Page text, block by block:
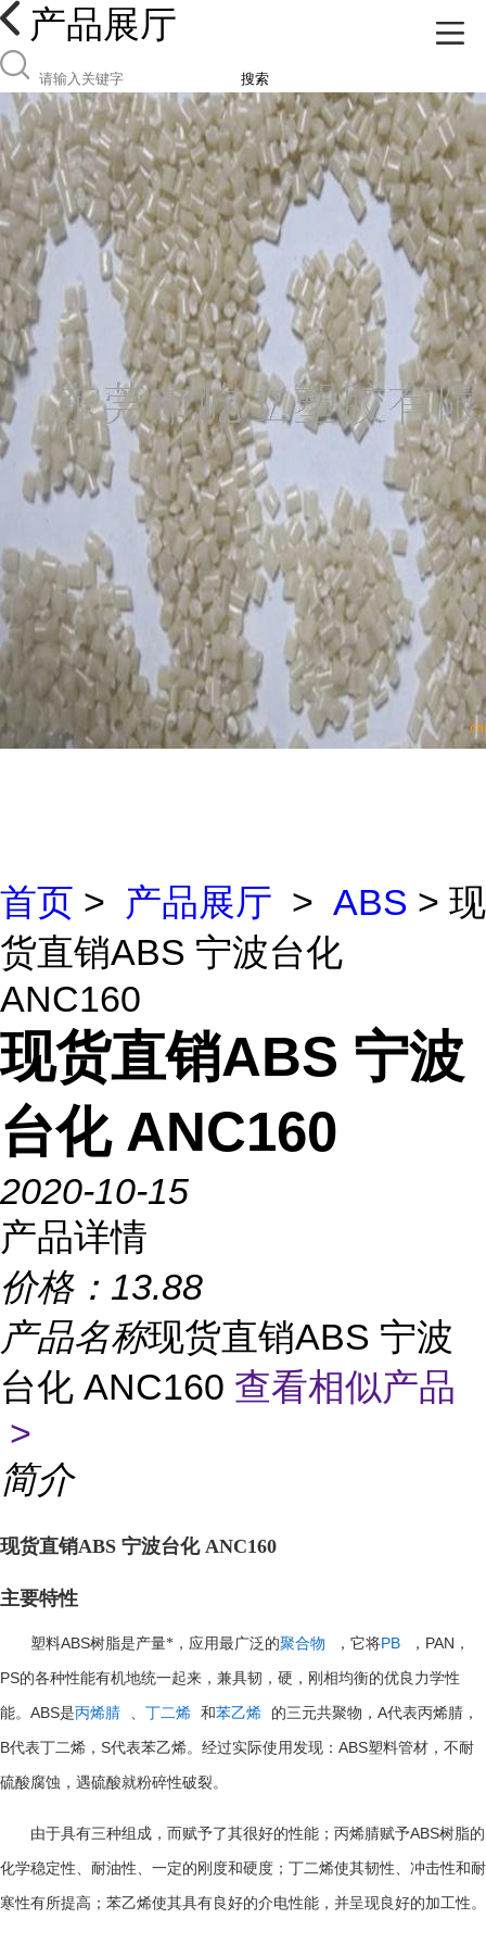
产品展厅
搜索
首页 > 产品展厅 > ABS > 现
货直销ABS 宁波台化
ANC160
现货直销ABS 宁波
台化 ANC160
2020-10-15
产品详情
价格： 13.88
产品名称现货直销ABS 宁波
台化 ANC160 查看相似产品
>
简介
现货直销ABS 宁波台化 ANC160
主要特性
塑料ABS树脂是产量*，应用最广泛的聚合物 ，它将PB ， PAN ，
PS的各种性能有机地统一起来，兼具韧，硬，刚相均衡的优良力学性
能。 ABS是丙烯腈 、 丁二烯 和苯乙烯 的三元共聚物， A代表丙烯腈，
B代表丁二烯， S代表苯乙烯。经过实际使用发现： ABS塑料管材，不耐
硫酸腐蚀，遇硫酸就粉碎性破裂。
由于具有三种组成，而赋予了其很好的性能；丙烯腈赋予ABS树脂的
化学稳定性、耐油性、一定的刚度和硬度；丁二烯使其韧性、冲击性和耐
寒性有所提高；苯乙烯使其具有良好的介电性能，并呈现良好的加工性。